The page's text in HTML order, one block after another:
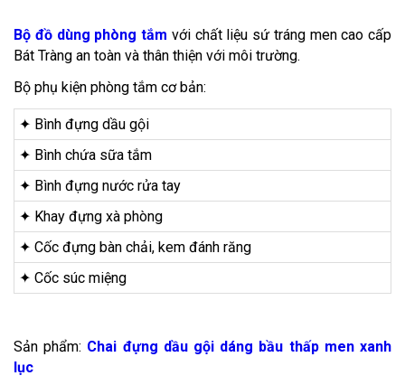
Bộ đồ dùng phòng tắm với chất liệu sứ tráng men cao cấp
Bát Tràng an toàn và thân thiện với môi trường.
Bộ phụ kiện phòng tắm cơ bản:
✦ Bình đựng dầu gội
✦ Bình chứa sữa tắm
✦ Bình đựng nước rửa tay
✦ Khay đựng xà phòng
✦ Cốc đựng bàn chải, kem đánh răng
✦ Cốc súc miệng
Sản phẩm: Chai đựng dầu gội dáng bầu thấp men xanh
lục